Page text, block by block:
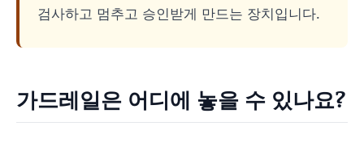
검사하고 멈추고 승인받게 만드는 장치입니다.
가드레일은 어디에 놓을 수 있나요?